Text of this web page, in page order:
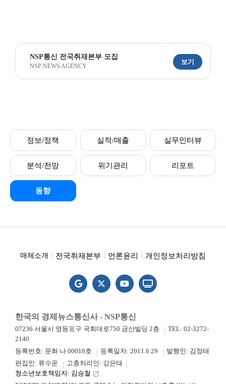
NSP통신 전국취재본부 모집
NSP NEWS AGENCY
보기
정보/정책 실적/매출 실무인터뷰
분석/전망 위기관리 리포트
동향
매체소개 전국취재본부 언론윤리 개인정보처리방침
한국의 경제뉴스통신사 - NSP통신
07236 서울시 영등포구 국회대로750 금산빌딩 2층
TEL: 02-3272-
2140
등록번호: 문화 나 00018호
등록일자: 2011.6.29
발행인: 김정태
편집인: 류수운
고충처리인: 강은태
청소년보호책임자: 김승철 launch